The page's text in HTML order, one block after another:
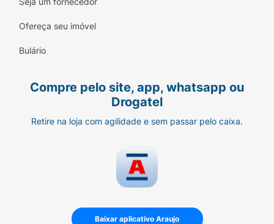
Ofereça seu imóvel
Bulário
Compre pelo site, app, whatsapp ou
Drogatel
Retire na loja com agilidade e sem passar pelo caixa.
Baixar aplicativo Araujo